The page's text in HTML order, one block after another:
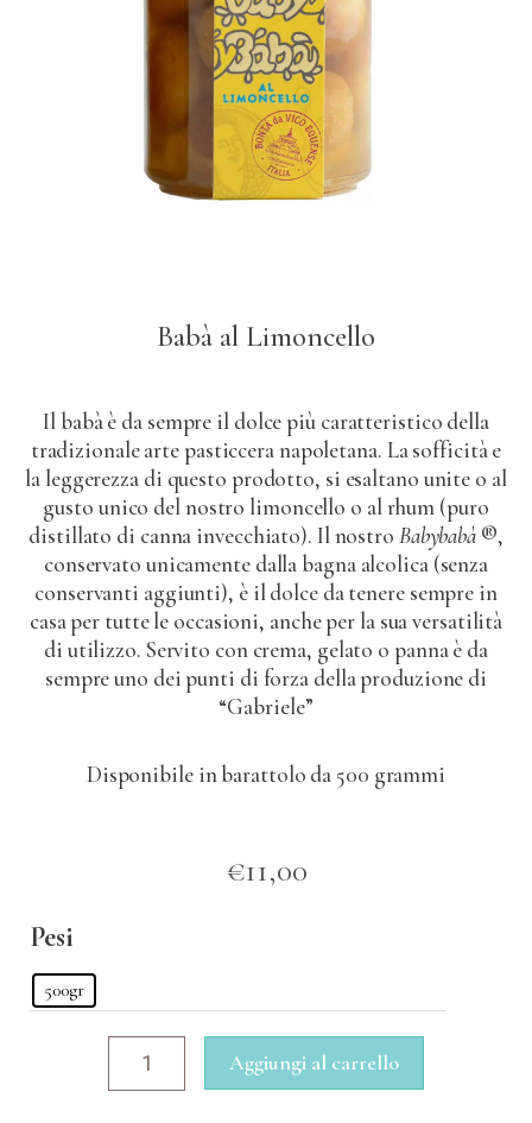
Babà al Limoncello
Il babà è da sempre il dolce più caratteristico della
tradizionale arte pasticcera napoletana. La sofficità e
la leggerezza di questo prodotto, si esaltano unite o al
gusto unico del nostro limoncello o al rhum (puro
distillato di canna invecchiato). Il nostro Babybabà ®,
conservato unicamente dalla bagna alcolica (senza
conservanti aggiunti), è il dolce da tenere sempre in
casa per tutte le occasioni, anche per la sua versatilità
di utilizzo. Servito con crema, gelato o panna è da
sempre uno dei punti di forza della produzione di
“Gabriele”
Disponibile in barattolo da 500 grammi
€11,00
Pesi
500gr
Aggiungi al carrello